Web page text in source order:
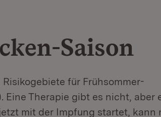
Saison
für Frühsommer-
Eine Therapie gibt es nicht, aber
mit der Impfung startet, kann